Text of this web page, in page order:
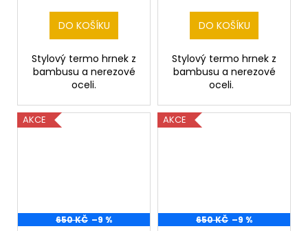
DO KOŠÍKU
Stylový termo hrnek z
bambusu a nerezové
oceli.
DO KOŠÍKU
Stylový termo hrnek z
bambusu a nerezové
oceli.
AKCE
650 KČ –9 %
AKCE
650 KČ –9 %